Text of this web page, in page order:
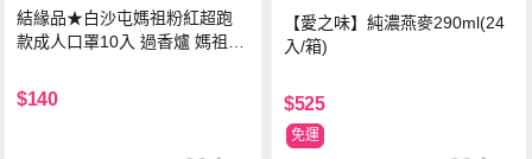
結緣品★白沙屯媽祖粉紅超跑
款成人口罩10入 過香爐 媽祖加
$140
【愛之味】純濃燕麥290ml(24
入/箱)
$525
免運